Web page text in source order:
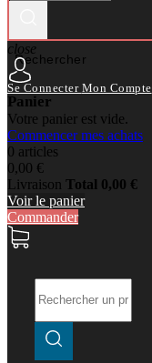
Rechercher
close
Se Connecter Mon Compte
Panier
Votre panier est vide.
Commencer mes achats
0 articles
0,00 €
Livraison Total 0,00 €
Voir le panier
Commander